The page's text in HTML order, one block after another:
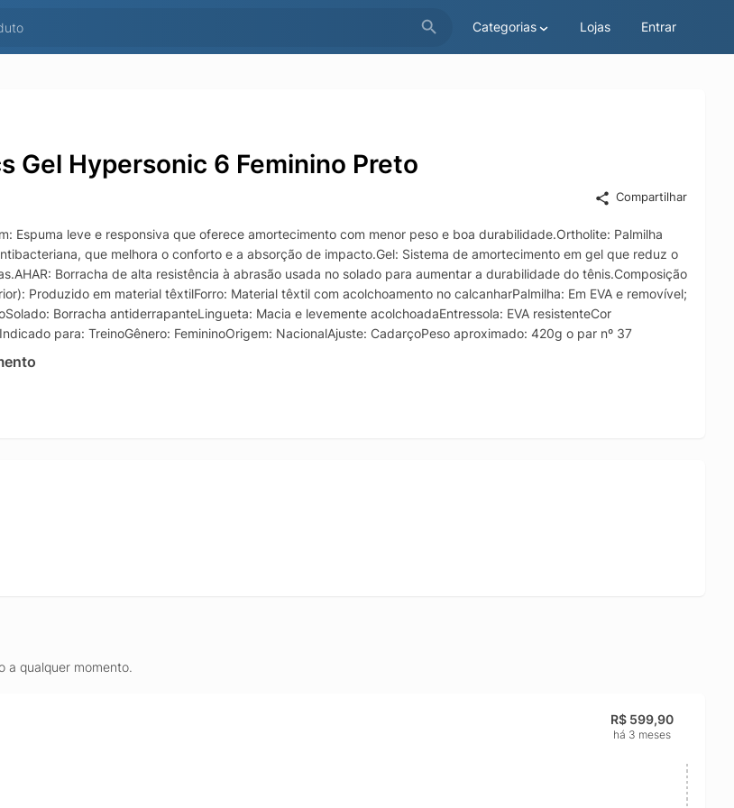
Categorias Lojas Entrar
Gel Hypersonic 6 Feminino Preto
Compartilhar
Espuma leve e responsiva que oferece amortecimento com menor peso e boa durabilidade.Ortholite: Palmilha
que melhora o conforto e a absorção de impacto.Gel: Sistema de amortecimento em gel que reduz o
Borracha de alta resistência à abrasão usada no solado para aumentar a durabilidade do tênis.Composição
Produzido em material têxtilForro: Material têxtil com acolchoamento no calcanharPalmilha: Em EVA e removível;
Borracha antiderrapanteLingueta: Macia e levemente acolchoadaEntressola: EVA resistenteCor
para: TreinoGênero: FemininoOrigem: NacionalAjuste: CadarçoPeso aproximado: 420g o par nº 37
a qualquer momento.
R$ 599,90
há 3 meses